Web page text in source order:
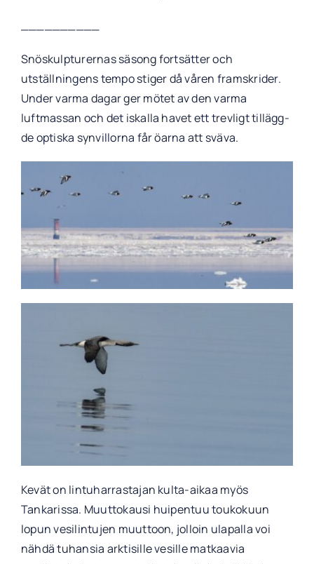
Snöskulpturernas säsong fortsätter och
utställningens tempo stiger då våren framskrider.
Under varma dagar ger mötet av den varma
luftmassan och det iskalla havet ett trevligt tillägg-
de optiska synvillorna får öarna att sväva.
Kevät on lintuharrastajan kulta-aikaa myös
Tankarissa. Muuttokausi huipentuu toukokuun
lopun vesilintujen muuttoon, jolloin ulapalla voi
nähdä tuhansia arktisille vesille matkaavia